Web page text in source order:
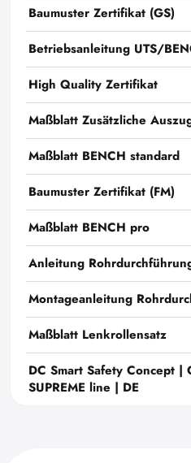
Baumuster Zertifikat (GS)
Betriebsanleitung UTS/
High Quality Zertifikat
Maßblatt Zusätzliche
Maßblatt BENCH standard
Baumuster Zertifikat (FM)
Maßblatt BENCH pro
Anleitung
Montageanleitung
Maßblatt Lenkrollensatz
DC Smart Safety Concept |
SUPREME line | DE